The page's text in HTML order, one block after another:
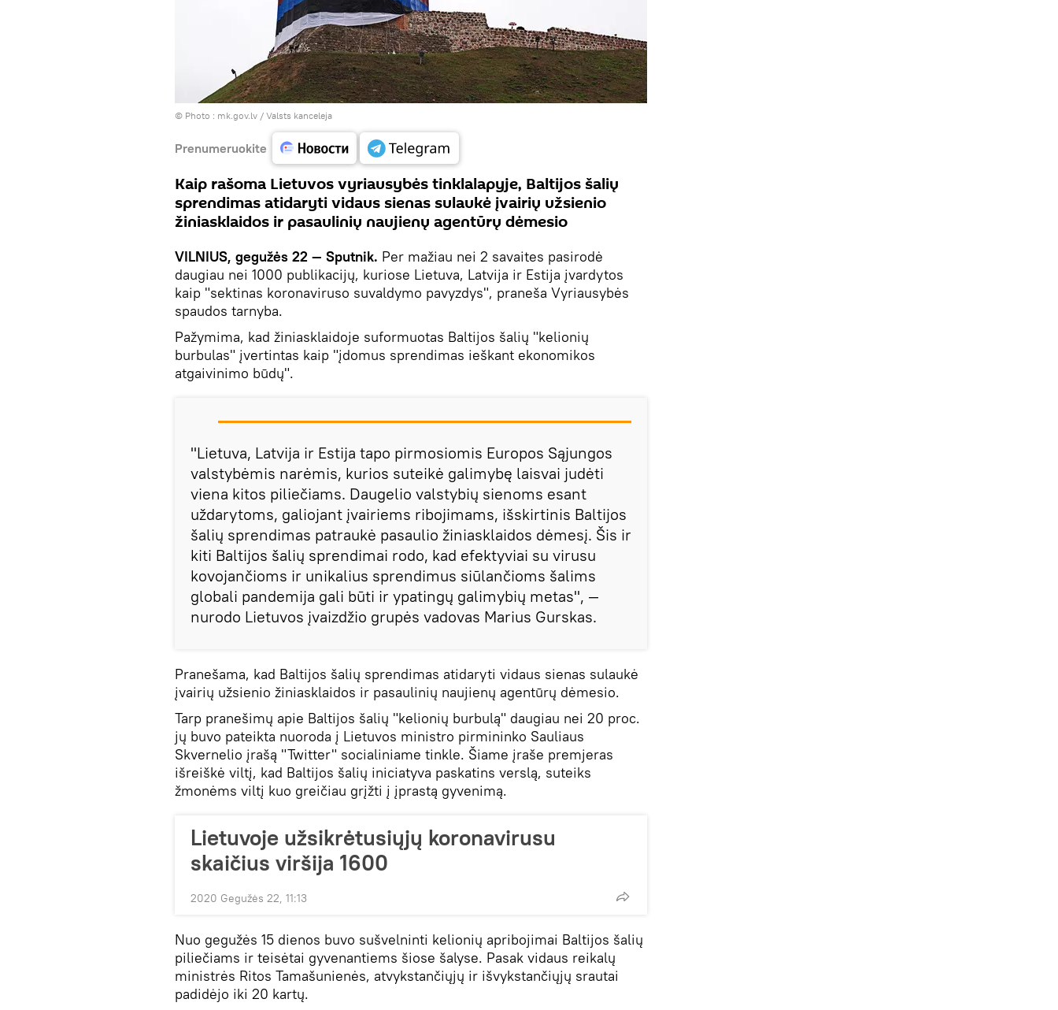
© Photo : mk.gov.lv / Valsts kanceleja
Prenumeruokite
Kaip rašoma Lietuvos vyriausybės tinklalapyje, Baltijos šalių
sprendimas atidaryti vidaus sienas sulaukė įvairių užsienio
žiniasklaidos ir pasaulinių naujienų agentūrų dėmesio
VILNIUS, gegužės 22 — Sputnik. Per mažiau nei 2 savaites pasirodė
daugiau nei 1000 publikacijų, kuriose Lietuva, Latvija ir Estija įvardytos
kaip "sektinas koronaviruso suvaldymo pavyzdys", praneša Vyriausybės
spaudos tarnyba.
Pažymima, kad žiniasklaidoje suformuotas Baltijos šalių "kelionių
burbulas" įvertintas kaip "įdomus sprendimas ieškant ekonomikos
atgaivinimo būdų".
"Lietuva, Latvija ir Estija tapo pirmosiomis Europos Sąjungos
valstybėmis narėmis, kurios suteikė galimybę laisvai judėti
viena kitos piliečiams. Daugelio valstybių sienoms esant
uždarytoms, galiojant įvairiems ribojimams, išskirtinis Baltijos
šalių sprendimas patraukė pasaulio žiniasklaidos dėmesį. Šis ir
kiti Baltijos šalių sprendimai rodo, kad efektyviai su virusu
kovojančioms ir unikalius sprendimus siūlančioms šalims
globali pandemija gali būti ir ypatingų galimybių metas", —
nurodo Lietuvos įvaizdžio grupės vadovas Marius Gurskas.
Pranešama, kad Baltijos šalių sprendimas atidaryti vidaus sienas sulaukė
įvairių užsienio žiniasklaidos ir pasaulinių naujienų agentūrų dėmesio.
Tarp pranešimų apie Baltijos šalių "kelionių burbulą" daugiau nei 20 proc.
jų buvo pateikta nuoroda į Lietuvos ministro pirmininko Sauliaus
Skvernelio įrašą "Twitter" socialiniame tinkle. Šiame įraše premjeras
išreiškė viltį, kad Baltijos šalių iniciatyva paskatins verslą, suteiks
žmonėms viltį kuo greičiau grįžti į įprastą gyvenimą.
Lietuvoje užsikrėtusiųjų koronavirusu
skaičius viršija 1600
2020 Gegužės 22, 11:13
Nuo gegužės 15 dienos buvo sušvelninti kelionių apribojimai Baltijos šalių
piliečiams ir teisėtai gyvenantiems šiose šalyse. Pasak vidaus reikalų
ministrės Ritos Tamašunienės, atvykstančiųjų ir išvykstančiųjų srautai
padidėjo iki 20 kartų.